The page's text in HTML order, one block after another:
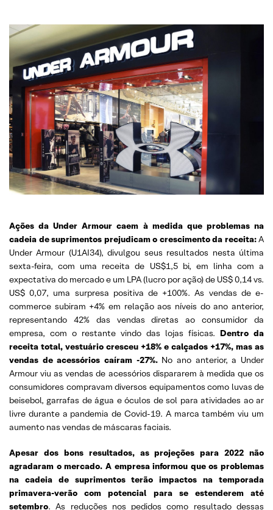
Ações da Under Armour caem à medida que problemas na
cadeia de suprimentos prejudicam o crescimento da receita:A
Under Armour (U1AI34), divulgou seus resultados nesta última
sexta-feira, com uma receita de US$1,5 bi, em linha com a
expectativa do mercado e um LPA (lucro por ação) de US$ 0,14 vs.
US$ 0,07, uma surpresa positiva de +100%. As vendas de e-
commerce subiram +4% em relação aos níveis do ano anterior,
representando 42% das vendas diretas ao consumidor da
empresa, com o restante vindo das lojas físicas. Dentro da
receita total, vestuário cresceu +18% e calçados +17%, mas as
vendas de acessórios caíram -27%.No ano anterior, a Under
Armour viu as vendas de acessórios dispararem à medida que os
consumidores compravam diversos equipamentos como luvas de
beisebol, garrafas de água e óculos de sol para atividades ao ar
livre durante a pandemia de Covid-19. A marca também viu um
aumento nas vendas de máscaras faciais.
Apesar dos bons resultados, as projeções para 2022 não
agradaram o mercado. A empresa informou que os problemas
na cadeia de suprimentos terão impactos na temporada
primavera-verão com potencial para se estenderem até
setembro. As reduções nos pedidos como resultado dessas